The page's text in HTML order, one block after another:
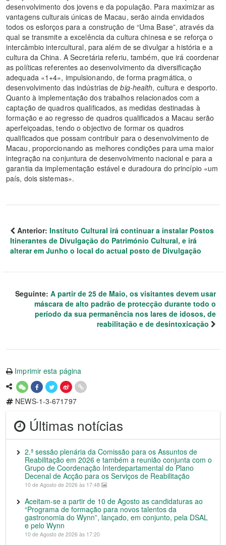
desenvolvimento dos jovens e da população. Para maximizar as
vantagens culturais únicas de Macau, serão ainda envidados
todos os esforços para a construção de “Uma Base”, através da
qual se transmite a excelência da cultura chinesa e se reforça o
intercâmbio intercultural, para além de se divulgar a história e a
cultura da China. A Secretária referiu, também, que irá coordenar
as políticas referentes ao desenvolvimento da diversificação
adequada «1+4», impulsionando, de forma pragmática, o
desenvolvimento das indústrias debig-health, cultura e desporto.
Quanto à implementação dos trabalhos relacionados com a
captação de quadros qualificados, as medidas destinadas à
formação e ao regresso de quadros qualificados a Macau serão
aperfeiçoadas, tendo o objectivo de formar os quadros
qualificados que possam contribuir para o desenvolvimento de
Macau, proporcionando as melhores condições para uma maior
integração na conjuntura de desenvolvimento nacional e para a
garantia da implementação estável e duradoura do princípio «um
país, dois sistemas».
Anterior: Instituto Cultural irá continuar a instalar Postos
Itinerantes de Divulgação do Património Cultural, e irá
alterar em Junho o local do actual posto de Divulgação
Seguinte: A partir de 25 de Maio, os visitantes devem usar
máscara de alto padrão de protecção durante todo o
período da sua permanência nos lares de idosos, de
reabilitação e de desintoxicação
Imprimir esta página
NEWS-1-3-671797
Últimas notícias
2.ª sessão plenária da Comissão para os Assuntos de
Reabilitação em 2026 e também a reunião conjunta com o
Grupo de Coordenação Interdepartamental do Plano
Decenal de Acção para os Serviços de Reabilitação
10 de Agosto de 2026 às 17:48
Aceitam-se a partir de 10 de Agosto as candidaturas ao
“Programa de formação para novos talentos da
gastronomia do Wynn”, lançado, em conjunto, pela DSAL
e pelo Wynn
10 de Agosto de 2026 às 17:20